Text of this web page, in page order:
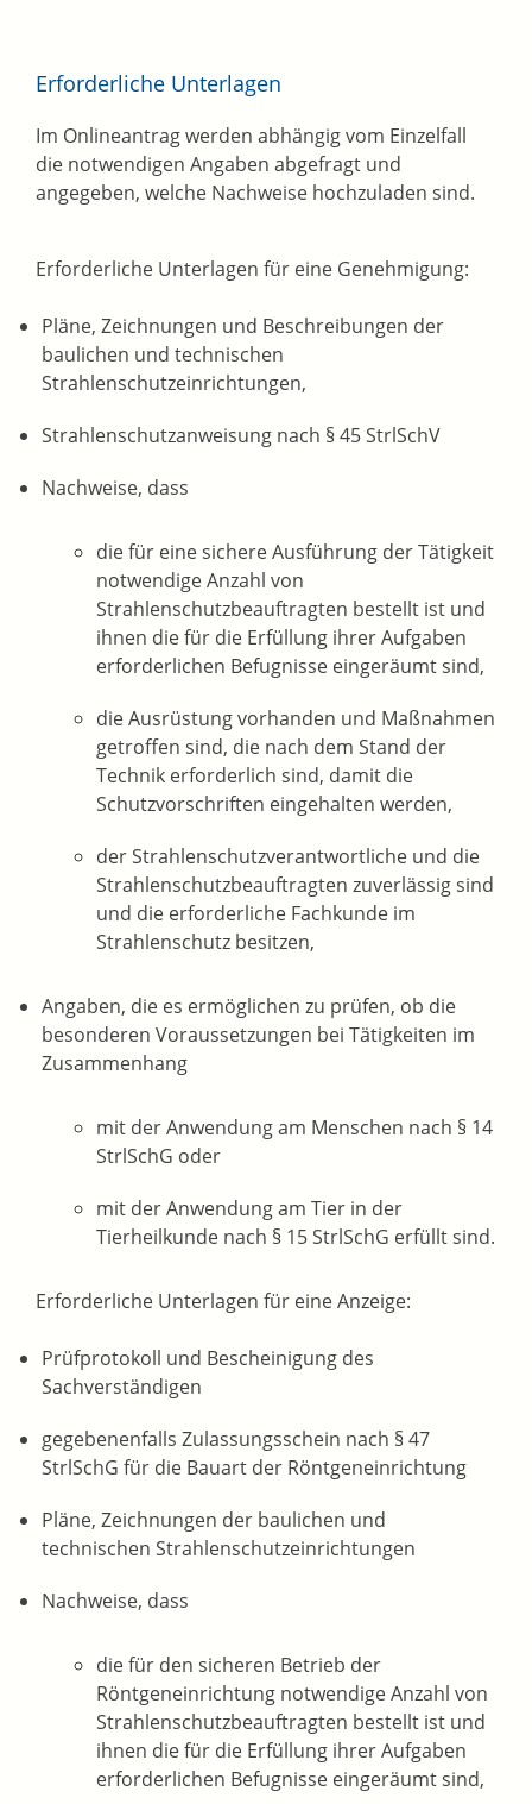
Erforderliche Unterlagen
Im Onlineantrag werden abhängig vom Einzelfall
die notwendigen Angaben abgefragt und
angegeben, welche Nachweise hochzuladen sind.
Erforderliche Unterlagen für eine Genehmigung:
Pläne, Zeichnungen und Beschreibungen der
baulichen und technischen
Strahlenschutzeinrichtungen,
Strahlenschutzanweisung nach § 45 StrlSchV
Nachweise, dass
die für eine sichere Ausführung der Tätigkeit
notwendige Anzahl von
Strahlenschutzbeauftragten bestellt ist und
ihnen die für die Erfüllung ihrer Aufgaben
erforderlichen Befugnisse eingeräumt sind,
die Ausrüstung vorhanden und Maßnahmen
getroffen sind, die nach dem Stand der
Technik erforderlich sind, damit die
Schutzvorschriften eingehalten werden,
der Strahlenschutzverantwortliche und die
Strahlenschutzbeauftragten zuverlässig sind
und die erforderliche Fachkunde im
Strahlenschutz besitzen,
Angaben, die es ermöglichen zu prüfen, ob die
besonderen Voraussetzungen bei Tätigkeiten im
Zusammenhang
mit der Anwendung am Menschen nach § 14
StrlSchG oder
mit der Anwendung am Tier in der
Tierheilkunde nach § 15 StrlSchG erfüllt sind.
Erforderliche Unterlagen für eine Anzeige:
Prüfprotokoll und Bescheinigung des
Sachverständigen
gegebenenfalls Zulassungsschein nach § 47
StrlSchG für die Bauart der Röntgeneinrichtung
Pläne, Zeichnungen der baulichen und
technischen Strahlenschutzeinrichtungen
Nachweise, dass
die für den sicheren Betrieb der
Röntgeneinrichtung notwendige Anzahl von
Strahlenschutzbeauftragten bestellt ist und
ihnen die für die Erfüllung ihrer Aufgaben
erforderlichen Befugnisse eingeräumt sind,